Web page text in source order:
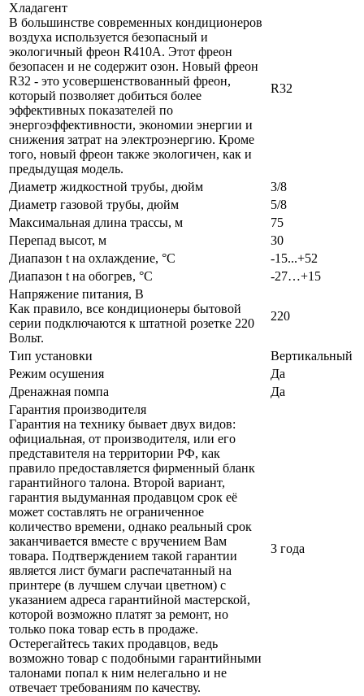
Хладагент
В большинстве современных кондиционеров
воздуха используется безопасный и
экологичный фреон R410A. Этот фреон
безопасен и не содержит озон. Новый фреон
R32 - это усовершенствованный фреон,
который позволяет добиться более
эффективных показателей по
энергоэффективности, экономии энергии и
снижения затрат на электроэнергию. Кроме
того, новый фреон также экологичен, как и
предыдущая модель.
R32
Диаметр жидкостной трубы, дюйм
3/8
Диаметр газовой трубы, дюйм
5/8
Максимальная длина трассы, м
75
Перепад высот, м
30
Диапазон t на охлаждение, °С
-15...+52
Диапазон t на обогрев, °С
-27…+15
Напряжение питания, В
Как правило, все кондиционеры бытовой
серии подключаются к штатной розетке 220
Вольт.
220
Тип установки
Вертикальный
Режим осушения
Да
Дренажная помпа
Да
Гарантия производителя
Гарантия на технику бывает двух видов:
официальная, от производителя, или его
представителя на территории РФ, как
правило предоставляется фирменный бланк
гарантийного талона. Второй вариант,
гарантия выдуманная продавцом срок её
может составлять не ограниченное
количество времени, однако реальный срок
заканчивается вместе с вручением Вам
товара. Подтверждением такой гарантии
является лист бумаги распечатанный на
принтере (в лучшем случаи цветном) с
указанием адреса гарантийной мастерской,
которой возможно платят за ремонт, но
только пока товар есть в продаже.
Остерегайтесь таких продавцов, ведь
возможно товар с подобными гарантийными
талонами попал к ним нелегально и не
отвечает требованиям по качеству.
3 года